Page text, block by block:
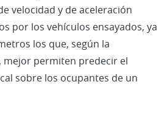
velocidad y de aceleración
por los vehículos ensayados, ya
los que, según la
mejor permiten predecir el
sobre los ocupantes de un